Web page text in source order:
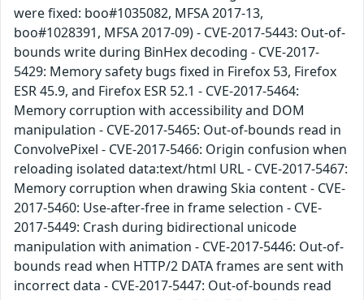
were fixed: boo#1035082, MFSA 2017-13,
boo#1028391, MFSA 2017-09) - CVE-2017-5443: Out-of-
bounds write during BinHex decoding - CVE-2017-
5429: Memory safety bugs fixed in Firefox 53, Firefox
ESR 45.9, and Firefox ESR 52.1 - CVE-2017-5464:
Memory corruption with accessibility and DOM
manipulation - CVE-2017-5465: Out-of-bounds read in
ConvolvePixel - CVE-2017-5466: Origin confusion when
reloading isolated data:text/html URL - CVE-2017-5467:
Memory corruption when drawing Skia content - CVE-
2017-5460: Use-after-free in frame selection - CVE-
2017-5449: Crash during bidirectional unicode
manipulation with animation - CVE-2017-5446: Out-of-
bounds read when HTTP/2 DATA frames are sent with
incorrect data - CVE-2017-5447: Out-of-bounds read